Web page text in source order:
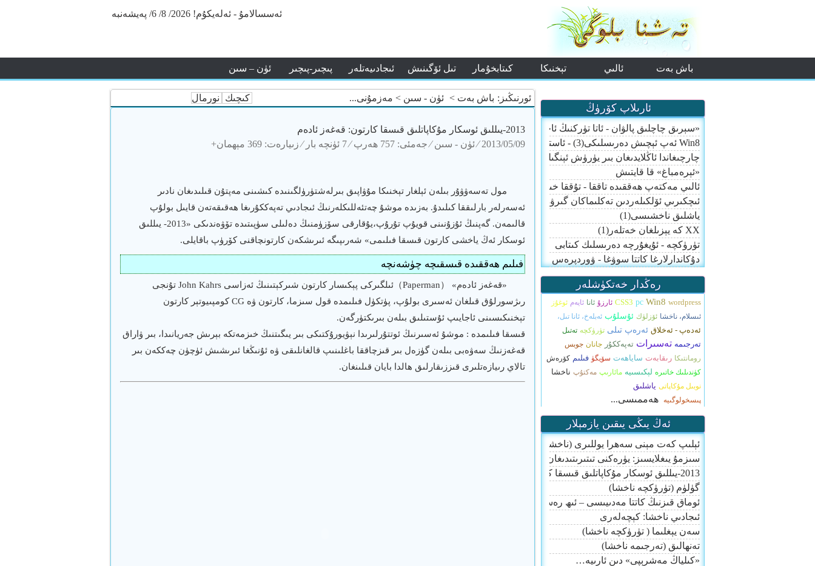
ئەسسالامۇ - ئەلەيكۇم! 2026/ 8/ 6/ پەيشەنبە
باش بەت ئالىي تېخنىكا كىتابخۇمار تىل ئۆگىنىش ئىجادىيەتلەر پىچىر-پىچىر ئۈن – سىن
ئورنىڭىز: باش بەت > ئۈن - سىن > مەزمۇنى... كىچىك
نورمال
2013-يىللىق ئوسكار مۇكاپاتلىق قىسقا كارتون: قەغەز ئادەم
2013/05/09
⁄ئۈن - سىن⁄ جەمئى: 757 ھەرپ ⁄7 ئۈنچە بار ⁄ زىيارەت: 369 مېھمان+
مول تەسەۋۋۇر بىلەن ئېلغار تېخنىكا مۇۋاپىق بىرلەشتۈرۈلگىنىدە كىشىنى مەپتۇن قىلىدىغان نادىر
ئەسەرلەر بارلىققا كىلىدۇ. بەزىدە موشۇ چەتئەللىكلەرنىڭ ئىجادىي تەپەككۇرىغا ھەقىقەتەن قايىل بولۇپ
قالىمەن. گەپنىڭ ئۇزۇنىنى قويۇپ تۇرۇپ،يۇقارقى سۆزۈمنىڭ دەلىلى سۈپىتىدە تۆۋەندىكى «2013- يىللىق
ئوسكار ئەڭ ياخشى كارتون قىسقا فىلىمى» شەرىپىگە ئىرىشكەن كارتونچاقنى كۆرۈپ باقايلى.
فىلىم ھەققىدە قىسقىچە چۈشەنچە
«قەغەز ئادەم» （Paperman）ئىلگىركى پېكىسار كارتون شىركېتىنىڭ ئەزاسى John Kahrs تۇنجى
رىژسورلۇق قىلغان ئەسىرى بولۇپ، پۈتكۈل فىلىمدە قول سىزما، كارتون ۋە CG كومپىيوتېر كارتون
تېخنىكىسىنى ئاجايىپ ئۇستىلىق بىلەن بىرىكتۈرگەن.
قىسقا فىلىمدە : موشۇ ئەسىرنىڭ ئوتتۇرلىرىدا نېۋيورۇكتىكى بىر يىگىتنىڭ خىزمەتكە بېرىش جەريانىدا، بىر ۋاراق
قەغەزنىڭ سەۋەبى بىلەن گۈزەل بىر قىزچاققا باغلىنىپ قالغانلىقى ۋە ئۇنىڭغا ئىرىشىش ئۈچۈن چەككەن بىر
تالاي رىيازەتلىرى قىززىقارلىق ھالدا بايان قىلىنغان.
ئارىلاپ كۆرۈڭ
«سېرىق چاچلىق پالۋان - ئاتا تۈركنىڭ ئاخىرقى 300 كۈنى
Win8 ئەپ ئېچىش دەرىسلىكى(3) - ئاستى-ئۈستى قورال بالدا
چارچىغاندا ئاڭلايدىغان بىر يۈرۈش ئېنگىلىزچە ناخش
«ئېرەمباغ» قا قايتىش
ئالىي مەكتەپ ھەققىدە تاققا - تۇققا خىياللار
ئىچكىرىي ئۆلكىلەردىن تەكلىماكان گىرۋەكلىرىگە نەز
ياشلىق ناخشىسى(1)
XX كە يېزىلغان خەتلەر(1)
تۈرۈكچە - ئۇيغۇرچە دەرىسلىك كىتابى
دۇكاندارلارغا كاتتا سوۋغا - ۋوردپرەس تور دۇكان ئۇس
رەڭدار خەتكۈشلەر
CSS3 pc Win8 wordpress ئارزۇ ئانا ئايەم ئوغۇز
ئىسلام، ناخشا ئۆزلۈك ئۇسلۇب ئەبلەخ، ئانا تىل،
ئەدەپ - ئەخلاق ئەرەپ تىلى تۈرۈكچە تەتىل
تەرجىمە تەسىرات تەپەككۇر جانان جوبس
رومانتىكا رىقابەت ساياھەت سۆيگۈ فىلىم كۆرەش
كۈندىلىك خاتىرە لېكىسىيە مائارىپ مەكتۇپ ناخشا
نوبىل مۇكاپاتى ياشلىق
پىسخولوگىيە ھەممىسى...
ئەڭ يىڭى يىقىن يازمېلار
ئېلىپ كەت مېنى سەھرا يوللىرى (ناخشا)
سىزمۇ يىغلايسىز: يۈرەكنى تىتىرىتىدىغان لېكىسىيە…
2013-يىللىق ئوسكار مۇكاپاتلىق قىسقا كارتون: قەغەز ئادەم
گۈلۈم (تۈرۈكچە ناخشا)
ئوماق قىزنىڭ كاتتا مەدىيىسى – ئىھ رەسۇلۇللاھ (تۈرۈكچە)
ئىجادىي ناخشا: كېچەلەرى
سەن يېغلىما ( تۈرۈكچە ناخشا)
تەنھالىق (تەرجىمە ناخشا)
«كىلياڭ مەشرېپى» دىن ئارىيە…